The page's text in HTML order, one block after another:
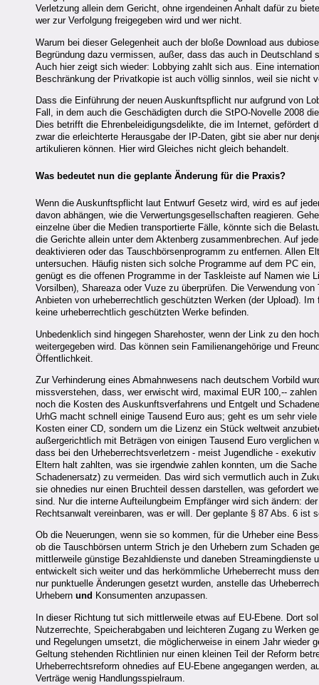
Verletzung allein dem Gericht, ohne irgendeinen Anhalt dafür zu
wer zur Verfolgung freigegeben wird und wer nicht.
Warum bei dieser Gelegenheit auch der bloße Download aus
Begründung dazu vermissen, außer, dass das auch in
Auch hier zeigt sich wieder: Lobbying zahlt sich aus. Eine
Beschränkung der Privatkopie ist auch völlig sinnlos, weil sie nicht
Dass die Einführung der neuen Auskunftspflicht nur aufgrund von
Fall, in dem auch die Geschädigten durch die StPO-Novelle 2008
Dies betrifft die Ehrenbeleidigungsdelikte, die im Internet, gefördert
zwar die erleichterte Herausgabe der IP-Daten, gibt sie aber nur
artikulieren können. Hier wird Gleiches nicht gleich behandelt.
Was bedeutet nun die geplante Änderung für die Praxis?
Wenn die Auskunftspflicht laut Entwurf Gesetz wird, wird es auf
davon abhängen, wie die Verwertungsgesellschaften reagieren.
einzelne über die Medien transportierte Fälle, könnte sich die
die Gerichte allein unter dem Aktenberg zusammenbrechen. Auf
deaktivieren oder das Tauschbörsenprogramm zu entfernen. Allen
untersuchen. Häufig nisten sich solche Programme auf dem PC
genügt es die offenen Programme in der Taskleiste auf Namen wie
Vorsilben), Shareaza oder Vuze zu überprüfen. Die Verwendung
Anbieten von urheberrechtlich geschützten Werken (der Upload).
keine urheberrechtlich geschützten Werke befinden.
Unbedenklich sind hingegen Sharehoster, wenn der Link zu den
weitergegeben wird. Das können sein Familienangehörige und
Öffentlichkeit.
Zur Verhinderung eines Abmahnwesens nach deutschem Vorbild
missverstehen, dass, wer erwischt wird, maximal EUR 100,--
noch die Kosten des Auskunftsverfahrens und Entgelt und
UrhG macht schnell einige Tausend Euro aus; geht es um sehr
Kosten einer CD, sondern um die Lizenz ein Stück weltweit
außergerichtlich mit Beträgen von einigen Tausend Euro
dass bei den Urheberrechtsverletzern - meist Jugendliche -
Eltern halt zahlten, was sie irgendwie zahlen konnten, um die
Schadenersatz) zu vermeiden. Das wird sich vermutlich auch in
sie ohnedies nur einen Bruchteil dessen darstellen, was gefordert
sind. Nur die interne Aufteilungbeim Empfänger wird sich ändern:
Rechtsanwalt vereinbaren, was er will. Der geplante § 87 Abs. 6
Ob die Neuerungen, wenn sie so kommen, für die Urheber eine
ob die Tauschbörsen unterm Strich je den Urhebern zum Schaden
mittlerweile günstige Bezahldienste und daneben
entwickelt sich weiter und das herkömmliche Urheberrecht muss
nur punktuelle Änderungen gesetzt wurden, anstelle das
Urhebern und Konsumenten anzupassen.
In dieser Richtung tut sich mittlerweile etwas auf EU-Ebene. Dort
Nutzerrechte, Speicherabgaben und leichteren Zugang zu Werken
und Regelungen umsetzt, die möglicherweise in einem Jahr
Geltung stehenden Richtlinien nur einen kleinen Teil der Reform
Urheberrechtsreform ohnedies auf EU-Ebene angegangen werden,
Verträge wenig Handlungsspielraum.